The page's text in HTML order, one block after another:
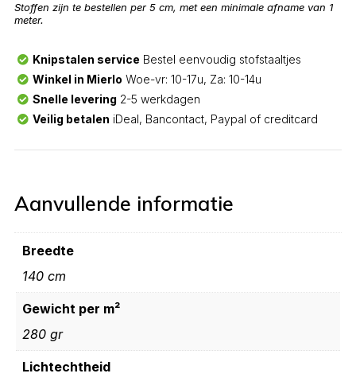
Stoffen zijn te bestellen per 5 cm, met een minimale afname van 1
meter.
Knipstalen service Bestel eenvoudig stofstaaltjes
Winkel in Mierlo Woe-vr: 10-17u, Za: 10-14u
Snelle levering 2-5 werkdagen
Veilig betalen iDeal, Bancontact, Paypal of creditcard
Aanvullende informatie
Breedte
140 cm
Gewicht per m²
280 gr
Lichtechtheid